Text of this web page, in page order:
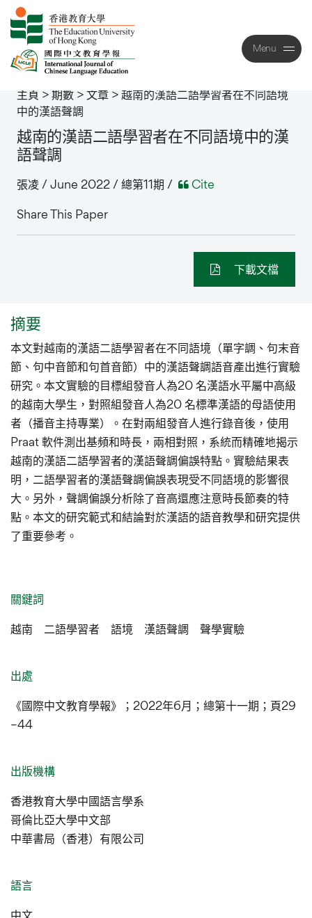
Menu
Close
主頁 >期數 >文章 >越南的漢語二語學習者在不同語境
中的漢語聲調
越南的漢語二語學習者在不同語境中的漢
語聲調
張凌 / June 2022 / 總第11期 / Cite
Share This Paper
下載文檔
摘要
本文對越南的漢語二語學習者在不同語境（單字調、句末音
節、句中音節和句首音節）中的漢語聲調語音產出進行實驗
研究。本文實驗的目標組發音人為20 名漢語水平屬中高級
的越南大學生，對照組發音人為20 名標準漢語的母語使用
者（播音主持專業）。在對兩組發音人進行錄音後，使用
Praat 軟件測出基頻和時長，兩相對照，系統而精確地揭示
越南的漢語二語學習者的漢語聲調偏誤特點。實驗結果表
明，二語學習者的漢語聲調偏誤表現受不同語境的影響很
大。另外，聲調偏誤分析除了音高還應注意時長節奏的特
點。本文的研究範式和結論對於漢語的語音教學和研究提供
了重要參考。
關鍵詞
越南 二語學習者 語境 漢語聲調 聲學實驗
出處
《國際中文教育學報》；2022年6月；總第十一期；頁29
–44
出版機構
香港教育大學中國語言學系
哥倫比亞大學中文部
中華書局（香港）有限公司
語言
中文